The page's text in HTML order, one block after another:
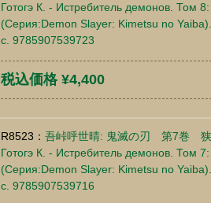
Готогэ К. - Истребитель демонов. Том
(Серия:Demon Slayer: Kimetsu no
c. 9785907539723
税込価格 ¥4,400
R8523： 吾峠呼世晴: 鬼滅の刃 第7巻
Готогэ К. - Истребитель демонов. Том
(Серия:Demon Slayer: Kimetsu no
c. 9785907539716